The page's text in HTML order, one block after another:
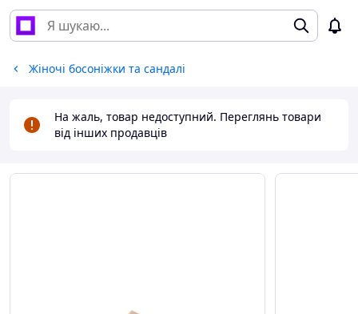
Жіночі босоніжки та сандалі
На жаль, товар недоступний. Переглянь товари
від інших продавців